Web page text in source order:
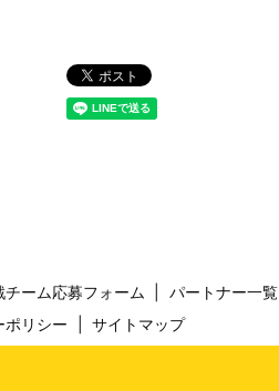
チーム応募フォーム パートナー一覧
ポリシー サイトマップ